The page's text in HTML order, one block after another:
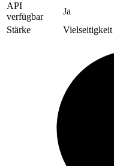
API
verfügbar
Ja
Stärke
Vielseitigkeit